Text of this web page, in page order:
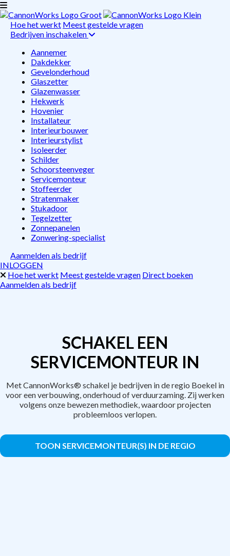
Hoe het werkt Meest gestelde vragen
Bedrijven inschakelen
Aannemer
Dakdekker
Gevelonderhoud
Glaszetter
Glazenwasser
Hekwerk
Hovenier
Installateur
Interieurbouwer
Interieurstylist
Isoleerder
Schilder
Schoorsteenveger
Servicemonteur
Stoffeerder
Stratenmaker
Stukadoor
Tegelzetter
Zonnepanelen
Zonwering-specialist
Aanmelden als bedrijf
INLOGGEN
Hoe het werkt Meest gestelde vragen Direct boeken
Aanmelden als bedrijf
SCHAKEL EEN
SERVICEMONTEUR IN
Met CannonWorks® schakel je bedrijven in de regio Boekel in
voor een verbouwing, onderhoud of verduurzaming. Zij werken
volgens onze bewezen methodiek, waardoor projecten
probleemloos verlopen.
TOON SERVICEMONTEUR(S) IN DE REGIO